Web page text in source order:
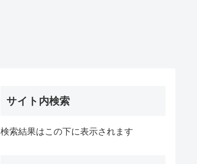
サイト内検索
検索結果はこの下に表示されます